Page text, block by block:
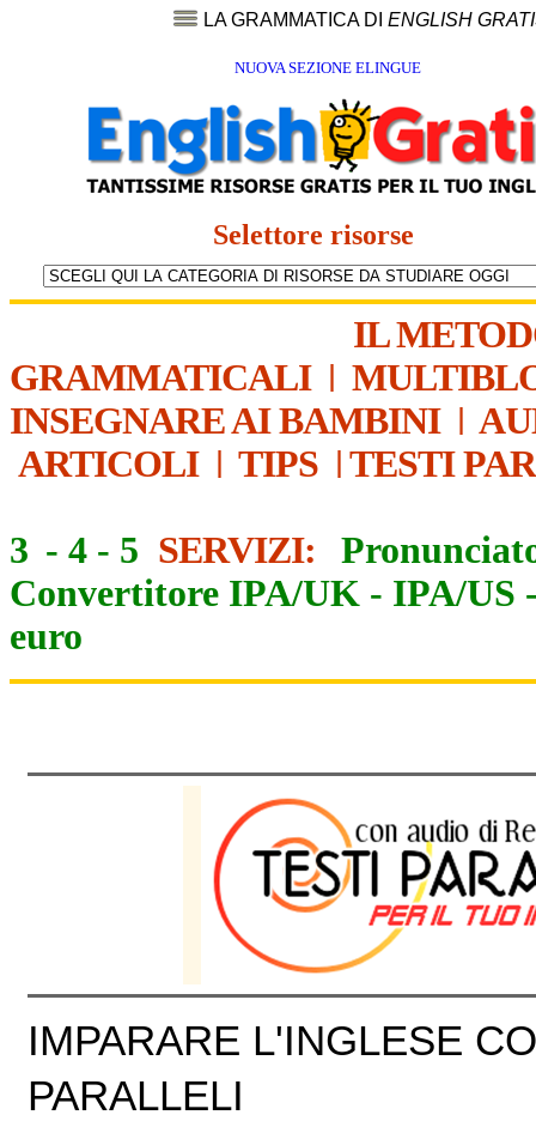
LA GRAMMATICA DI ENGLISH
NUOVA SEZIONE ELINGUE
Selettore risorse
IL
GRAMMATICALI|
INSEGNARE AI BAMBINI|
ARTICOLI| TIPS | TESTI
3 - 4 - 5 SERVIZI:
Convertitore IPA/UK - IPA/US
euro
IMPARARE L'INGLESE
PARALLELI